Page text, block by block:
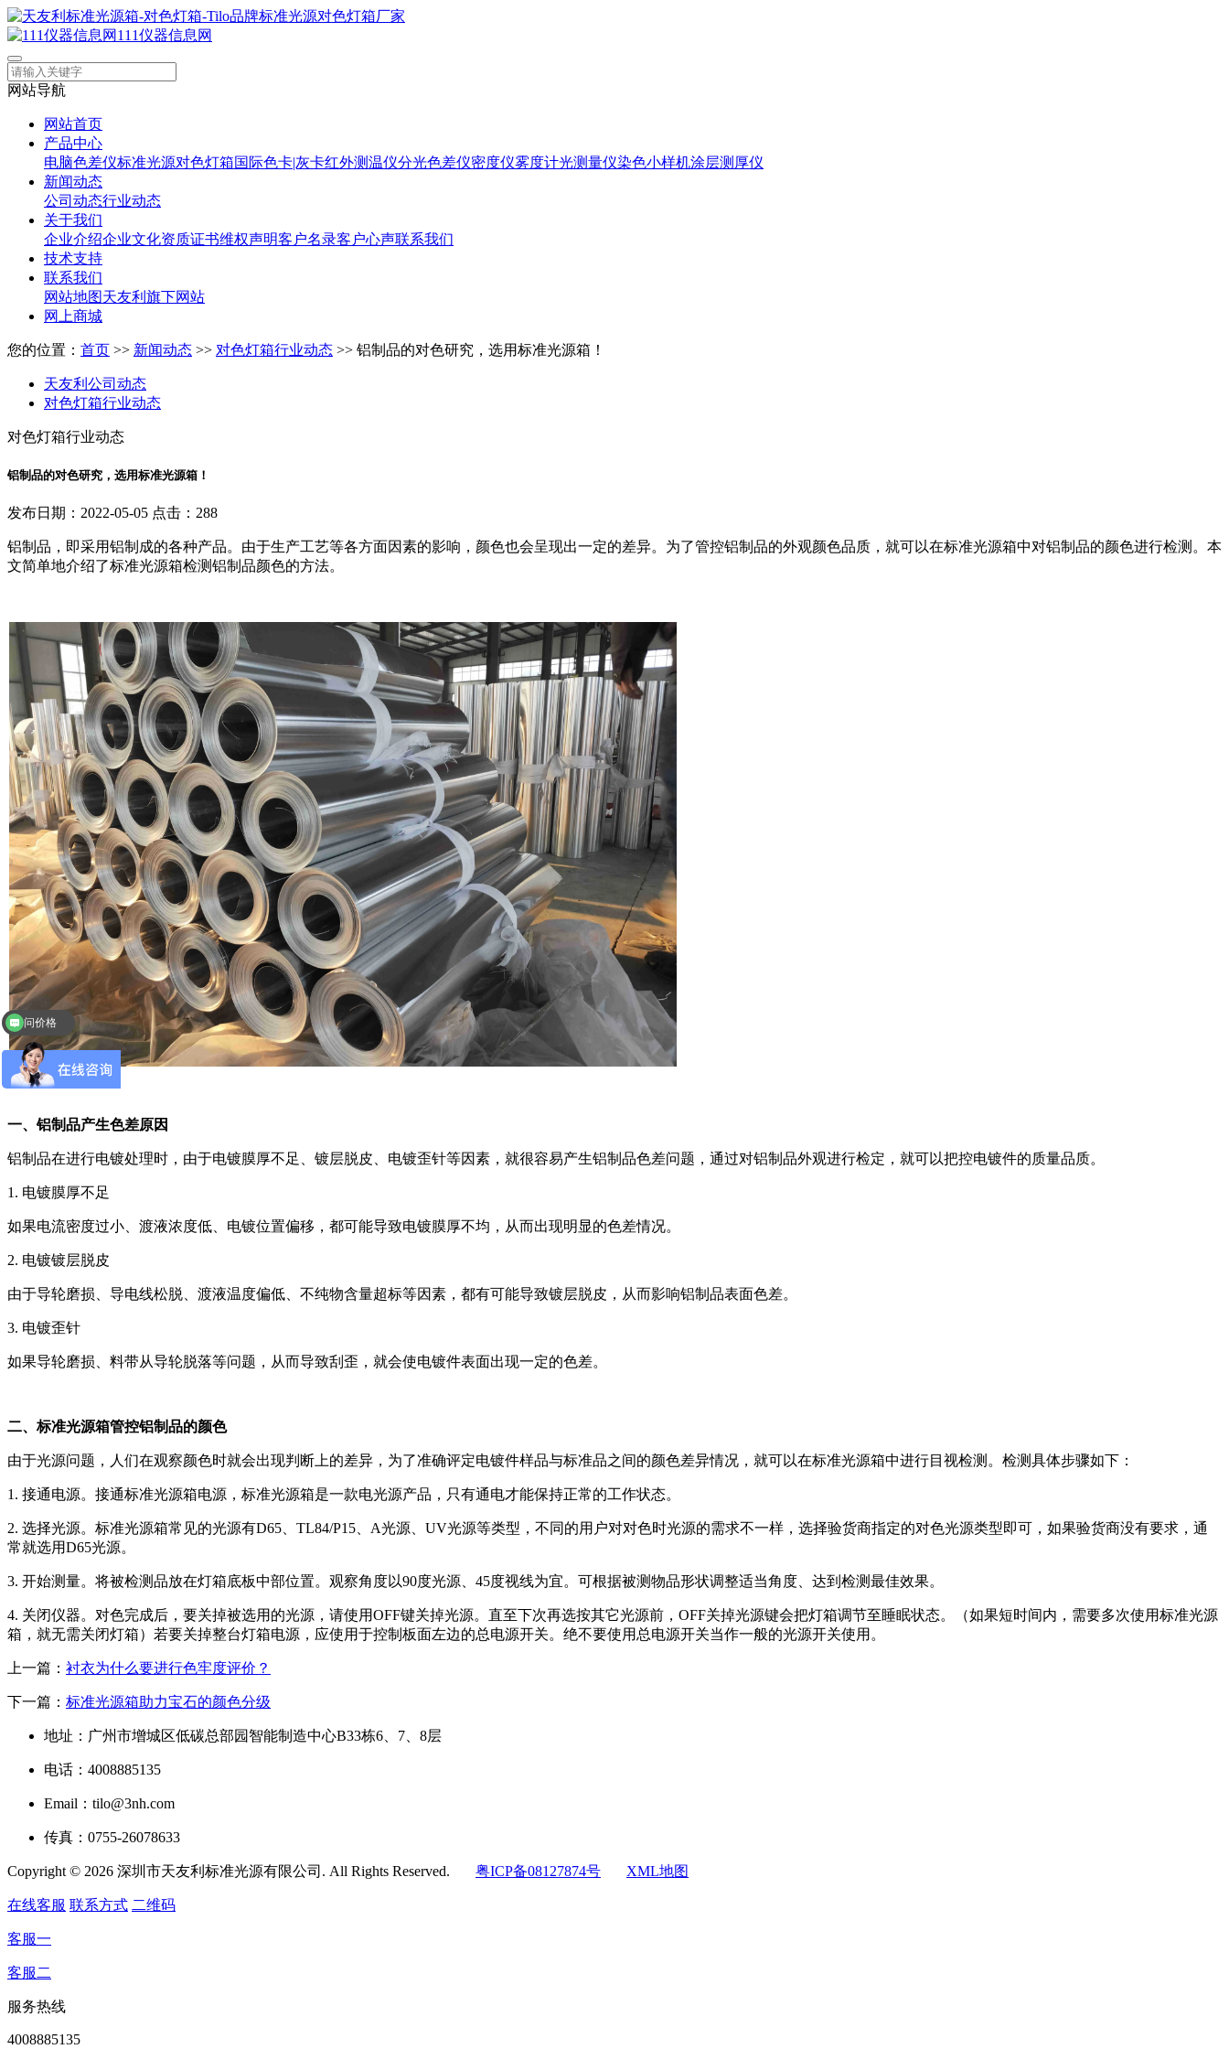
111仪器信息网
网站导航
网站首页
产品中心
电脑色差仪标准光源对色灯箱国际色卡|灰卡红外测温仪分光色差仪密度仪雾度计光测量仪染色小样机涂层测厚仪
新闻动态
公司动态行业动态
关于我们
企业介绍企业文化资质证书维权声明客户名录客户心声联系我们
技术支持
联系我们
网站地图天友利旗下网站
网上商城
您的位置： 首页 >> 新闻动态 >> 对色灯箱行业动态 >> 铝制品的对色研究，选用标准光源箱！
天友利公司动态
对色灯箱行业动态
对色灯箱行业动态
铝制品的对色研究，选用标准光源箱！
发布日期：2022-05-05 点击：288
铝制品，即采用铝制成的各种产品。由于生产工艺等各方面因素的影响，颜色也会呈现出一定的差异。为了管控铝制品的外观颜色品质，就可以在标准光源箱中对铝制品的颜色进行检测。本
文简单地介绍了标准光源箱检测铝制品颜色的方法。
一、铝制品产生色差原因
铝制品在进行电镀处理时，由于电镀膜厚不足、镀层脱皮、电镀歪针等因素，就很容易产生铝制品色差问题，通过对铝制品外观进行检定，就可以把控电镀件的质量品质。
1. 电镀膜厚不足
如果电流密度过小、渡液浓度低、电镀位置偏移，都可能导致电镀膜厚不均，从而出现明显的色差情况。
2. 电镀镀层脱皮
由于导轮磨损、导电线松脱、渡液温度偏低、不纯物含量超标等因素，都有可能导致镀层脱皮，从而影响铝制品表面色差。
3. 电镀歪针
如果导轮磨损、料带从导轮脱落等问题，从而导致刮歪，就会使电镀件表面出现一定的色差。
二、标准光源箱管控铝制品的颜色
由于光源问题，人们在观察颜色时就会出现判断上的差异，为了准确评定电镀件样品与标准品之间的颜色差异情况，就可以在标准光源箱中进行目视检测。检测具体步骤如下：
1. 接通电源。接通标准光源箱电源，标准光源箱是一款电光源产品，只有通电才能保持正常的工作状态。
2. 选择光源。标准光源箱常见的光源有D65、TL84/P15、A光源、UV光源等类型，不同的用户对对色时光源的需求不一样，选择验货商指定的对色光源类型即可，如果验货商没有要求，通
常就选用D65光源。
3. 开始测量。将被检测品放在灯箱底板中部位置。观察角度以90度光源、45度视线为宜。可根据被测物品形状调整适当角度、达到检测最佳效果。
4. 关闭仪器。对色完成后，要关掉被选用的光源，请使用OFF键关掉光源。直至下次再选按其它光源前，OFF关掉光源键会把灯箱调节至睡眠状态。（如果短时间内，需要多次使用标准光源
箱，就无需关闭灯箱）若要关掉整台灯箱电源，应使用于控制板面左边的总电源开关。绝不要使用总电源开关当作一般的光源开关使用。
上一篇： 衬衣为什么要进行色牢度评价？
下一篇： 标准光源箱助力宝石的颜色分级
地址：广州市增城区低碳总部园智能制造中心B33栋6、7、8层
电话：4008885135
Email：tilo@3nh.com
传真：0755-26078633
Copyright © 2026 深圳市天友利标准光源有限公司. All Rights Reserved. 粤ICP备08127874号 XML地图
在线客服 联系方式 二维码
客服一
客服二
服务热线
4008885135
问价格